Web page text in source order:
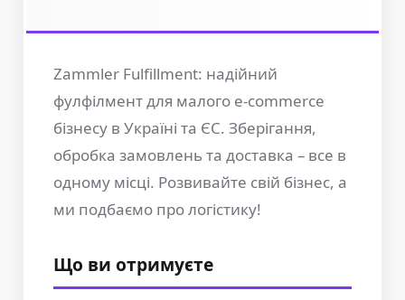
Zammler Fulfillment: надійний
фулфілмент для малого e-commerce
бізнесу в Україні та ЄС. Зберігання,
обробка замовлень та доставка – все в
одному місці. Розвивайте свій бізнес, а
ми подбаємо про логістику!
Що ви отримуєте